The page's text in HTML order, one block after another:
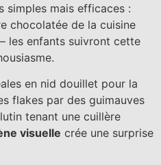
simples mais efficaces :
chocolatée de la cuisine
les enfants suivront cette
en nid douillet pour la
flakes par des guimauves
tenant une cuillère
visuelle crée une surprise